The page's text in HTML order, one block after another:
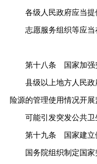
各级人民政府应当提供
志愿服务组织等应当在
第十八条 国家加强
县级以上地方人民政府
险源的管理使用情况开展
可能引发突发公共卫生
第十九条 国家建立
国务院组织制定国家突